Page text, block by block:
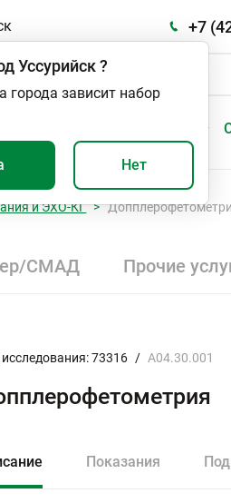
+7
Уссурийск?
города зависит набор
Нет
и ЭХО-КГ
СМАД Прочие
73316 / A04.30.001
Показания